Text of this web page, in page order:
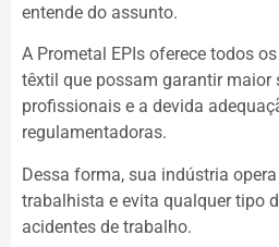
entende do assunto.
A Prometal EPIs oferece todos
têxtil que possam garantir maior
profissionais e a devida
regulamentadoras.
Dessa forma, sua indústria
trabalhista e evita qualquer tipo
acidentes de trabalho.